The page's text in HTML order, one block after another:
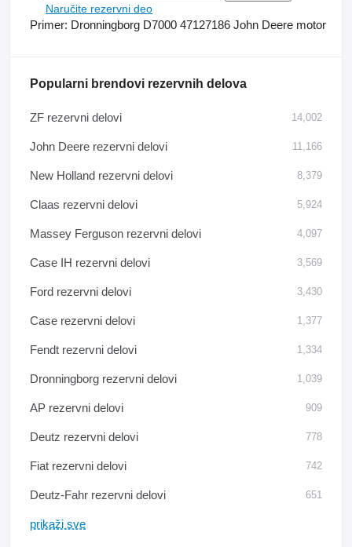
Naručite rezervni dеo
Primer: Dronningborg D7000 47127186 John Deere motor
Popularni brendovi rezervnih delova
ZF rezervni delovi 14,002
John Deere rezervni delovi 11,166
New Holland rezervni delovi 8,379
Claas rezervni delovi 5,924
Massey Ferguson rezervni delovi 4,097
Case IH rezervni delovi 3,569
Ford rezervni delovi 3,430
Case rezervni delovi 1,377
Fendt rezervni delovi 1,334
Dronningborg rezervni delovi 1,039
AP rezervni delovi 909
Deutz rezervni delovi 778
Fiat rezervni delovi 742
Deutz-Fahr rezervni delovi 651
prikaži sve